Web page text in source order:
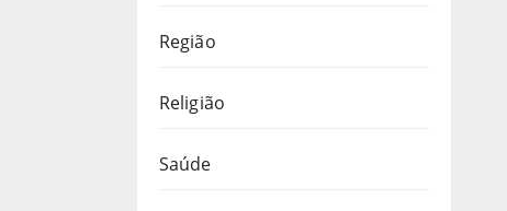
Região
Religião
Saúde